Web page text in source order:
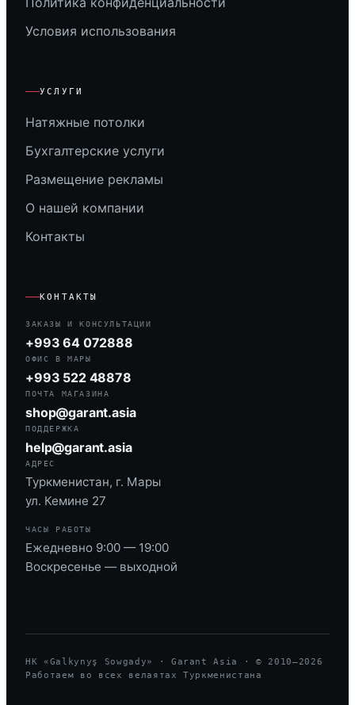
Условия использования
УСЛУГИ
Натяжные потолки
Бухгалтерские услуги
Размещение рекламы
О нашей компании
Контакты
КОНТАКТЫ
ЗАКАЗЫ И КОНСУЛЬТАЦИИ
+993 64 072888
ОФИС В МАРЫ
+993 522 48878
ПОЧТА МАГАЗИНА
shop@garant.asia
ПОДДЕРЖКА
help@garant.asia
АДРЕС
Туркменистан, г. Мары
ул. Кемине 27
ЧАСЫ РАБОТЫ
Ежедневно 9:00 — 19:00
Воскресенье — выходной
HK «Galkynyş Sowgady» · Garant Asia · © 2010—2026
Работаем во всех велаятах Туркменистана